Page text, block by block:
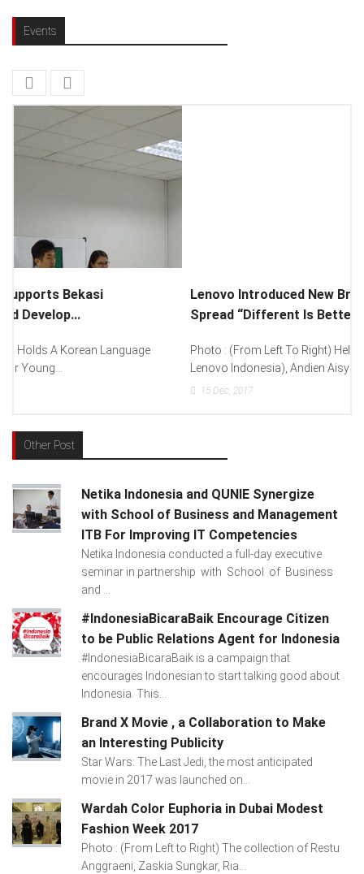
Events
Lenovo Introduced New Brand Ambassador To
Spread “Different Is Better”...
Photo : (From Left To Right) Helmy Susanto (Consumer Lead
Lenovo Indonesia), Andien Aisyah...
Other Post
Netika Indonesia and QUNIE Synergize
with School of Business and Management
ITB For Improving IT Competencies
Netika Indonesia conducted a full-day executive
seminar in partnership with School of Business
and ...
#IndonesiaBicaraBaik Encourage Citizen
to be Public Relations Agent for Indonesia
#IndonesiaBicaraBaik is a campaign that
encourages Indonesian to start talking good about
Indonesia. This...
Brand X Movie , a Collaboration to Make
an Interesting Publicity
Star Wars: The Last Jedi, the most anticipated
movie in 2017 was launched on...
Wardah Color Euphoria in Dubai Modest
Fashion Week 2017
Photo : (From Left to Right) The collection of Restu
Anggraeni, Zaskia Sungkar, Ria...